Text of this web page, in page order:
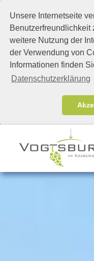
Unsere Internetseite
Benutzerfreundlichkeit
weitere Nutzung der
der Verwendung von
Informationen finden
Datenschutzerklärung